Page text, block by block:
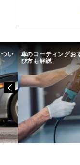
い 車のコーティングお
び方も解説